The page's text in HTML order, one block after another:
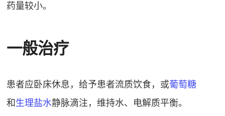
药量较小。
一般治疗
患者应卧床休息，给予患者流质饮食，或葡萄糖
和 生理盐水静脉滴注，维持水、电解质平衡。